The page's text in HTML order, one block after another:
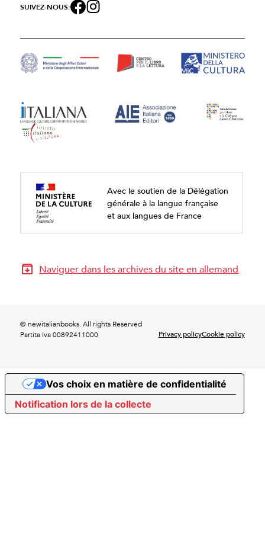
SUIVEZ-NOUS:
Avec le soutien de la Délégation
générale à la langue française
et aux langues de France
Naviguer dans les archives du site en allemand
© newitalianbooks. All rights Reserved
Partita Iva 00892411000
Privacy policyCookie policy
Notification lors de la collecte
Vos choix en matière de confidentialité